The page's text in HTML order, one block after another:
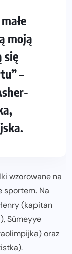
moją
się
–
wzorowane na
sportem. Na
(kapitan
Sümeyye
oraz